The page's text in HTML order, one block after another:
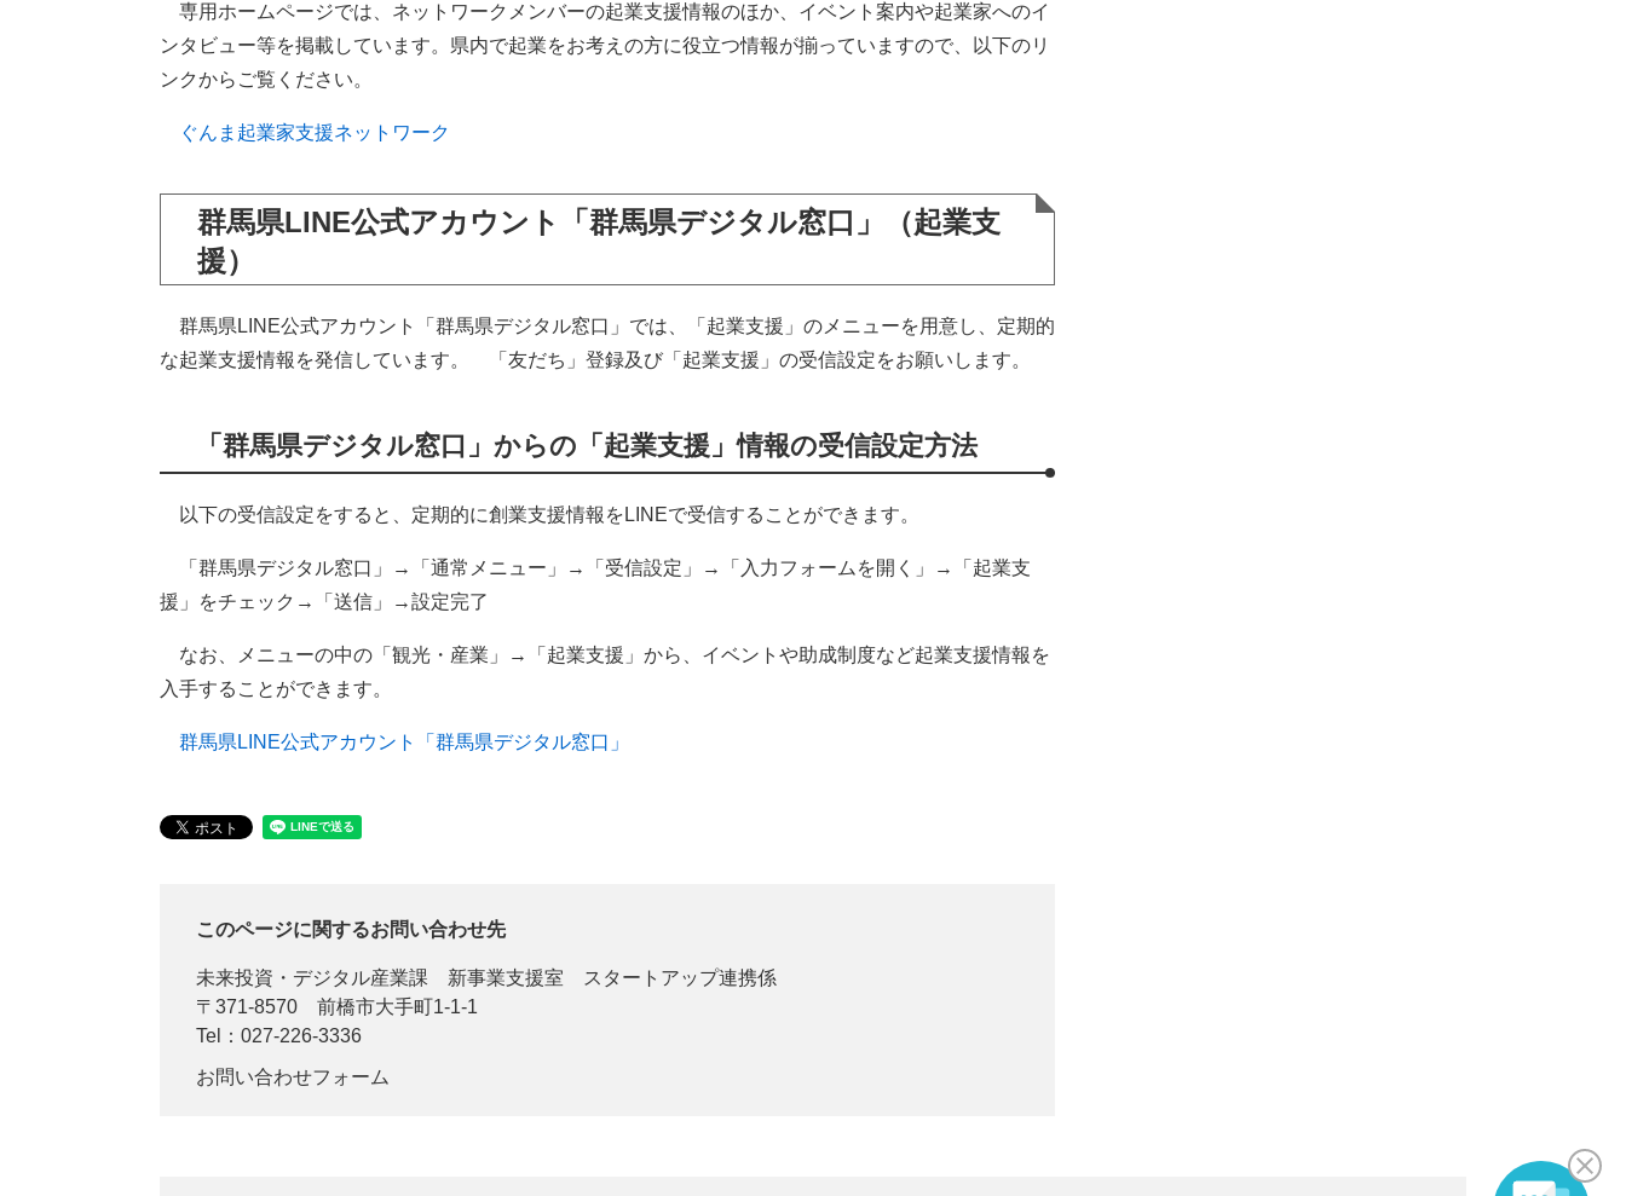
専用ホームページでは、ネットワークメンバーの起業支援情報のほか、イベント案内や起業家へのイ
ンタビュー等を掲載しています。県内で起業をお考えの方に役立つ情報が揃っていますので、以下のリ
ンクからご覧ください。
ぐんま起業家支援ネットワーク​
群馬県LINE公式アカウント「群馬県デジタル窓口」（起業支
援）
群馬県LINE公式アカウント「群馬県デジタル窓口」では、「起業支援」のメニューを用意し、定期的
な起業支援情報を発信しています。 「友だち」登録及び「起業支援」の受信設定をお願いします。
「群馬県デジタル窓口」からの「起業支援」情報の受信設定方法
以下の受信設定をすると、定期的に創業支援情報をLINEで受信することができます。
「群馬県デジタル窓口」→「通常メニュー」→「受信設定」→「入力フォームを開く」→「起業支
援」をチェック→「送信」→設定完了
なお、メニューの中の「観光・産業」→「起業支援」から、イベントや助成制度など起業支援情報を
入手することができます。
群馬県LINE公式アカウント「群馬県デジタル窓口」
このページに関するお問い合わせ先
未来投資・デジタル産業課
新事業支援室 スタートアップ連携係
〒371-8570
前橋市大手町1-1-1
Tel：027-226-3336
お問い合わせフォーム